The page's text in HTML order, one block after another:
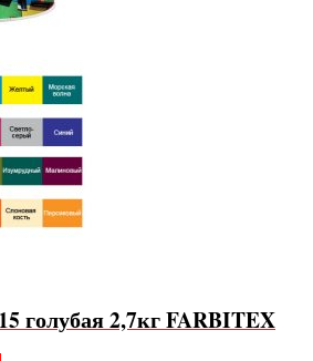
голубая 2,7кг FARBITEX